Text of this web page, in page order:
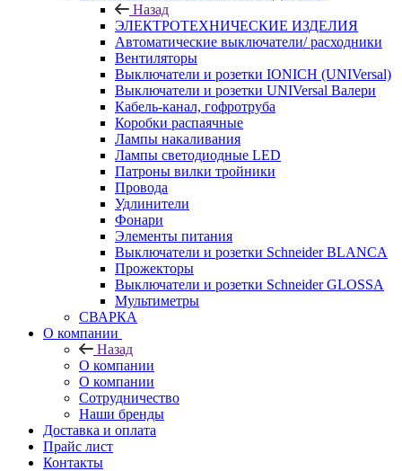
Назад
ЭЛЕКТРОТЕХНИЧЕСКИЕ ИЗДЕЛИЯ
Автоматические выключатели/ расходники
Вентиляторы
Выключатели и розетки IONICH (UNIVersal)
Выключатели и розетки UNIVersal Валери
Кабель-канал, гофротруба
Коробки распаячные
Лампы накаливания
Лампы светодиодные LED
Патроны вилки тройники
Провода
Удлинители
Фонари
Элементы питания
Выключатели и розетки Schneider BLANCA
Прожекторы
Выключатели и розетки Schneider GLOSSA
Мультиметры
СВАРКА
О компании
Назад
О компании
О компании
Сотрудничество
Наши бренды
Доставка и оплата
Прайс лист
Контакты